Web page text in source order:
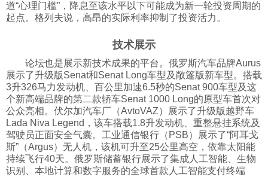
道“心理门槛”，降息至该水平以下可能成为新一轮投资周期的
起点。格列夫说，高昂的实际利率抑制了投资活力。
技术展示
论坛也是展示新技术成果的平台。俄罗斯汽车品牌Aurus
展示了升级版Senat和Senat Long车型及敞篷版新车型。搭载
3升326马力发动机、百公里加速6.5秒的Senat 900车型及这
个新高端品牌的第二款轿车Senat 1000 Long的原型车首次对
公众亮相。伏尔加汽车厂（AvtoVAZ）展示了升级版越野车
Lada Niva Legend，该车搭载1.8升发动机、重整悬挂系统及
驾驶员正面安全气囊。工业通信银行（PSB）展示了“阿耳戈
斯”（Argus）无人机，该机可升至25公里高空，依靠太阳能
持续飞行40天。俄罗斯储蓄银行展示了集成人工智能、生物
识别、本地计算和数字服务的全球首款人工智能支付终端